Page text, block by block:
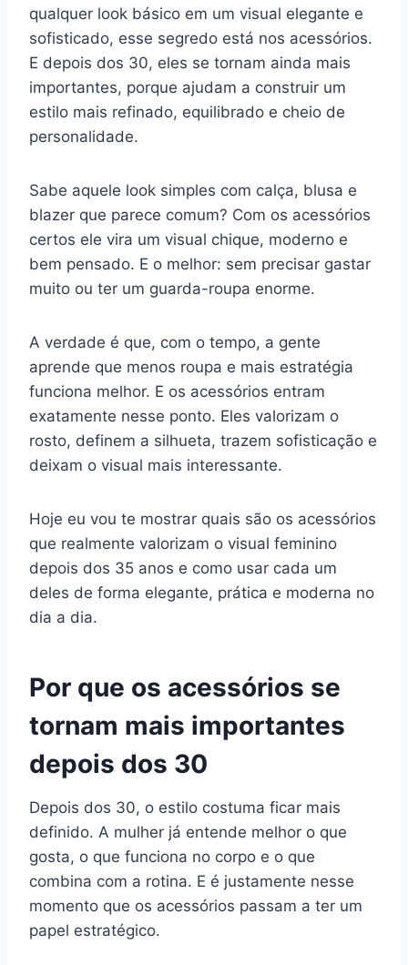
qualquer look básico em um visual elegante e
sofisticado, esse segredo está nos acessórios.
E depois dos 30, eles se tornam ainda mais
importantes, porque ajudam a construir um
estilo mais refinado, equilibrado e cheio de
personalidade.
Sabe aquele look simples com calça, blusa e
blazer que parece comum? Com os acessórios
certos ele vira um visual chique, moderno e
bem pensado. E o melhor: sem precisar gastar
muito ou ter um guarda-roupa enorme.
A verdade é que, com o tempo, a gente
aprende que menos roupa e mais estratégia
funciona melhor. E os acessórios entram
exatamente nesse ponto. Eles valorizam o
rosto, definem a silhueta, trazem sofisticação e
deixam o visual mais interessante.
Hoje eu vou te mostrar quais são os acessórios
que realmente valorizam o visual feminino
depois dos 35 anos e como usar cada um
deles de forma elegante, prática e moderna no
dia a dia.
Por que os acessórios se
tornam mais importantes
depois dos 30
Depois dos 30, o estilo costuma ficar mais
definido. A mulher já entende melhor o que
gosta, o que funciona no corpo e o que
combina com a rotina. E é justamente nesse
momento que os acessórios passam a ter um
papel estratégico.